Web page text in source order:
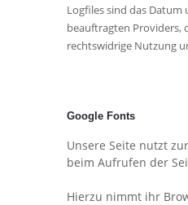
Logfiles sind das Datum
beauftragten Providers,
rechtswidrige Nutzung
Google Fonts
Unsere Seite nutzt
beim Aufrufen der
Hierzu nimmt ihr